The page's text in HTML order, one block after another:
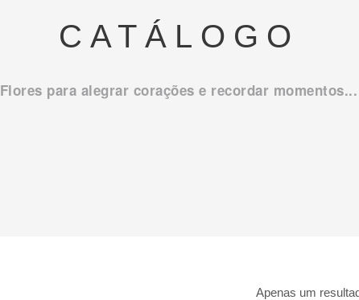
CATÁLOGO
Flores para alegrar corações e recordar momentos...
Apenas um